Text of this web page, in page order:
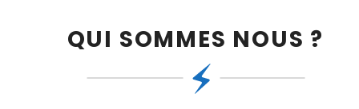
QUI SOMMES NOUS ?